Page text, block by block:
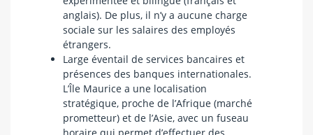
anglais). De plus, il n’y a aucune charge
sociale sur les salaires des employés
étrangers.
Large éventail de services bancaires et
présences des banques internationales.
L’Île Maurice a une localisation
stratégique, proche de l’Afrique (marché
prometteur) et de l’Asie, avec un fuseau